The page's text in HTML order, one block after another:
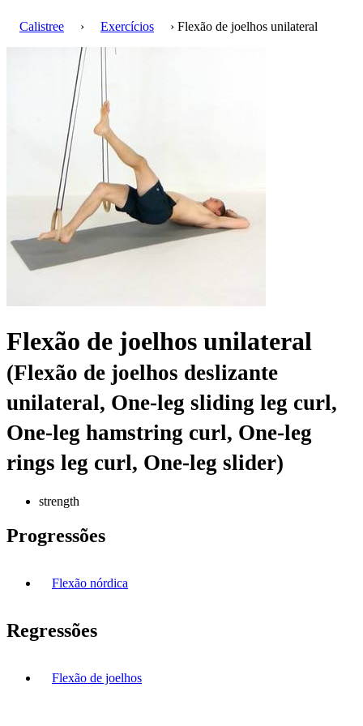
Calistree › Exercícios › Flexão de joelhos unilateral
Flexão de joelhos unilateral
(Flexão de joelhos deslizante
unilateral, One-leg sliding leg curl,
One-leg hamstring curl, One-leg
rings leg curl, One-leg slider)
strength
Progressões
Flexão nórdica
Regressões
Flexão de joelhos